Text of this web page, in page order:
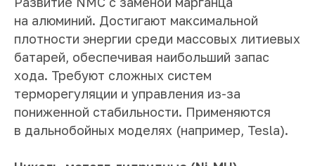
на алюминий. Достигают максимальной
плотности энергии среди массовых литиевых
батарей, обеспечивая наибольший запас
хода. Требуют сложных систем
терморегуляции и управления из-за
пониженной стабильности. Применяются
в дальнобойных моделях (например, Tesla).